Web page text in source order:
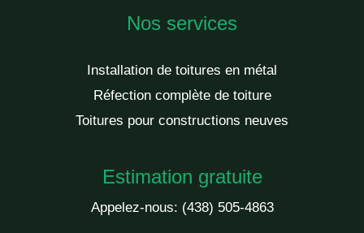
Nos services
Installation de toitures en métal
Réfection complète de toiture
Toitures pour constructions neuves
Estimation gratuite
Appelez-nous: (438) 505-4863